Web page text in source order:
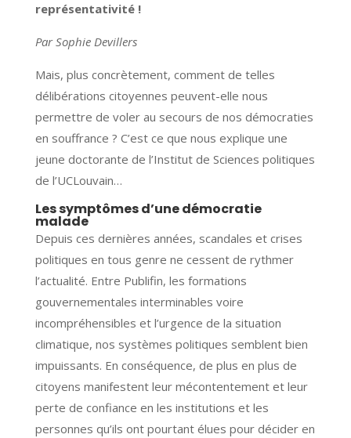
représentativité !
Par Sophie Devillers
Mais, plus concrètement, comment de telles
délibérations citoyennes peuvent-elle nous
permettre de voler au secours de nos démocraties
en souffrance ? C’est ce que nous explique une
jeune doctorante de l’Institut de Sciences politiques
de l’UCLouvain…
Les symptômes d’une démocratie
malade
Depuis ces dernières années, scandales et crises
politiques en tous genre ne cessent de rythmer
l’actualité. Entre Publifin, les formations
gouvernementales interminables voire
incompréhensibles et l’urgence de la situation
climatique, nos systèmes politiques semblent bien
impuissants. En conséquence, de plus en plus de
citoyens manifestent leur mécontentement et leur
perte de confiance en les institutions et les
personnes qu’ils ont pourtant élues pour décider en